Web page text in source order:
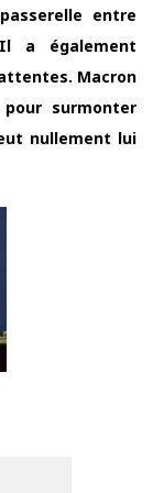
entre
Il a également
Macron
surmonter
nullement lui